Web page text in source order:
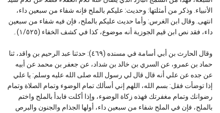
الأنبياء. وذكر من أمثلتها: وحديث: عليكم بالملح فإنه شفاء من سبعين داء،
انتهى. وقال ابن الغرس: وأما حديث عليكم بالملح، فإن فيه شفاء من سبعين
داء، فقد نص ابن قيم الجوزية أنه موضوع، كذا في كشف الخفاء (١/٥٢٥)۔
وقال الحارث بن أبي أسامة في مسنده (٤٦٩): حدثنا عبد الرحيم بن واقد، ثنا
حماد بن عمرو، عن السري بن خالد بن شداد، عن جعفر بن محمد عن أبيه
عن جده عن علي أنه قال قال لي رسول الله صلى الله عليه وسلم: يا علي
إذا توضأت فقل: بسم الله، اللهم إني أسألك تمام الوضوء وتمام الصلاة وتمام
رضوانك وتمام مغفرتك فهذه زكاة الوضوء، وإذا أكلت فابدأ بالملح واختم
بالملح، فإن في الملح شفاء من سبعين داء، أولها الجذام والجنون والبرص